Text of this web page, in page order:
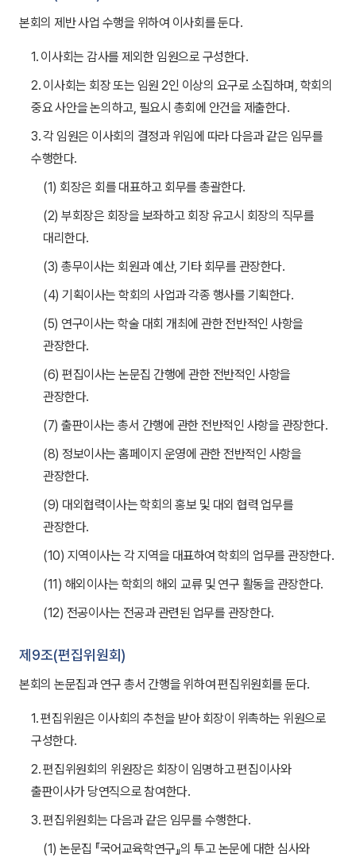
본회의 제반 사업 수행을 위하여 이사회를 둔다.
1. 이사회는 감사를 제외한 임원으로 구성한다.
2. 이사회는 회장 또는 임원 2인 이상의 요구로 소집하며, 학회의
중요 사안을 논의하고, 필요시 총회에 안건을 제출한다.
3. 각 임원은 이사회의 결정과 위임에 따라 다음과 같은 임무를
수행한다.
(1) 회장은 회를 대표하고 회무를 총괄한다.
(2) 부회장은 회장을 보좌하고 회장 유고시 회장의 직무를
대리한다.
(3) 총무이사는 회원과 예산, 기타 회무를 관장한다.
(4) 기획이사는 학회의 사업과 각종 행사를 기획한다.
(5) 연구이사는 학술 대회 개최에 관한 전반적인 사항을
관장한다.
(6) 편집이사는 논문집 간행에 관한 전반적인 사항을
관장한다.
(7) 출판이사는 총서 간행에 관한 전반적인 사항을 관장한다.
(8) 정보이사는 홈페이지 운영에 관한 전반적인 사항을
관장한다.
(9) 대외협력이사는 학회의 홍보 및 대외 협력 업무를
관장한다.
(10) 지역이사는 각 지역을 대표하여 학회의 업무를 관장한다.
(11) 해외이사는 학회의 해외 교류 및 연구 활동을 관장한다.
(12) 전공이사는 전공과 관련된 업무를 관장한다.
제9조(편집위원회)
본회의 논문집과 연구 총서 간행을 위하여 편집위원회를 둔다.
1. 편집위원은 이사회의 추천을 받아 회장이 위촉하는 위원으로
구성한다.
2. 편집위원회의 위원장은 회장이 임명하고 편집이사와
출판이사가 당연직으로 참여한다.
3. 편집위원회는 다음과 같은 임무를 수행한다.
(1) 논문집 『국어교육학연구』의 투고 논문에 대한 심사와